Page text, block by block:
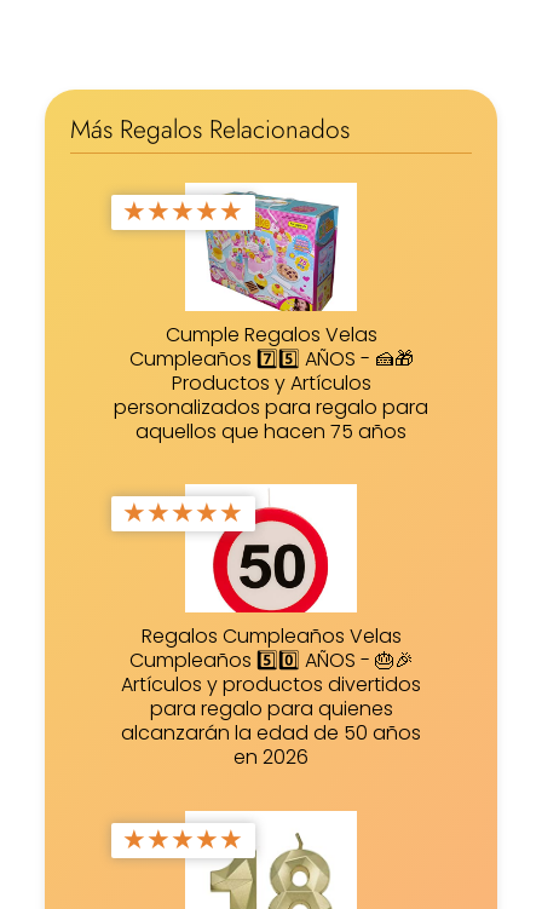
Más Regalos Relacionados
★★★★★
Cumple Regalos Velas
Cumpleaños 7️⃣5️⃣ AÑOS - 🍰🎁
Productos y Artículos
personalizados para regalo para
aquellos que hacen 75 años
★★★★★
Regalos Cumpleaños Velas
Cumpleaños 5️⃣0️⃣ AÑOS - 🎂🎉
Artículos y productos divertidos
para regalo para quienes
alcanzarán la edad de 50 años
en 2026
★★★★★